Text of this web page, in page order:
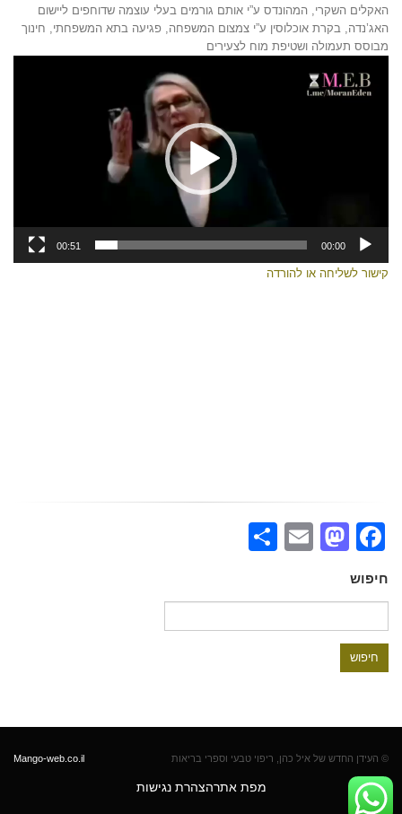
האקלים השקרי, המהונדס ע”י אותם גורמים בעלי עוצמה שדוחפים ליישום
האג’נדה, בקרת אוכלוסין ע”י צמצום המשפחה, פגיעה בתא המשפחתי, חינוך
מבוסס תעמולה ושטיפת מוח לצעירים
וידאו
00:00
00:51
קישור לשליחה או להורדה
Facebook
Mastodon
Email
חיפוש
© העידן החדש של איל כהן, ריפוי טבעי וספרי בריאות Mango-web.co.il
מפת אתרהצהרת נגישות